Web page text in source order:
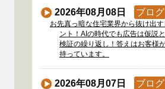
2026年08月08日 ブログ
お先真っ暗な住宅業界から抜け出す
ント！AIの時代でも広告は仮説と
検証の繰り返し！答えはお客様
持っています。
2026年08月07日 ブログ